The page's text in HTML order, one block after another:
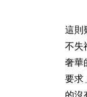
這則
不失
奢華
要求